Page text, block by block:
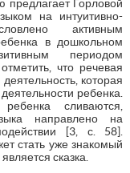
предлагает Горловой
на интуитивно-
активным
в дошкольном
периодом
что речевая
которая
ребенка.
сливаются,
направлено на
[3, с. 58].
стать уже знакомый
сказка.